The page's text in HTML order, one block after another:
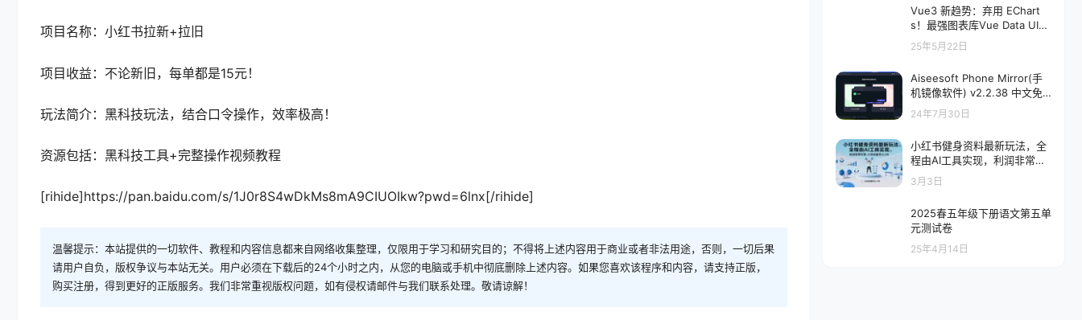
项目名称： 小红书拉新+拉旧
项目收益：不论新旧，每单都是15元！
玩法简介：黑科技玩法，结合口令操作，效率极高！
资源包括：黑科技工具+完整操作视频教程
[rihide]https://pan.baidu.com/s/1J0r8S4wDkMs8mA9CIUOIkw?pwd=6lnx[/rihide]
温馨提示：本站提供的一切软件、教程和内容信息都来自网络收集整理，仅限用于学习和研究目的；不得将上述内容用于商业或者非法用途，否则，一切后果
请用户自负，版权争议与本站无关。用户必须在下载后的24个小时之内，从您的电脑或手机中彻底删除上述内容。如果您喜欢该程序和内容，请支持正版，
购买注册，得到更好的正版服务。我们非常重视版权问题，如有侵权请邮件与我们联系处理。敬请谅解！
Vue3 新趋势：弃用 EChart
s！最强图表库Vue Data UI诞
生！
25年5月22日
Aiseesoft Phone Mirror(手
机镜像软件) v2.2.38 中文免
费版
24年7月30日
小红书健身资料最新玩法，全
程由AI工具实现，利润非常可
观，小白也能月入1W＋【揭
秘】
3月3日
2025春五年级下册语文第五单
元测试卷
25年4月14日